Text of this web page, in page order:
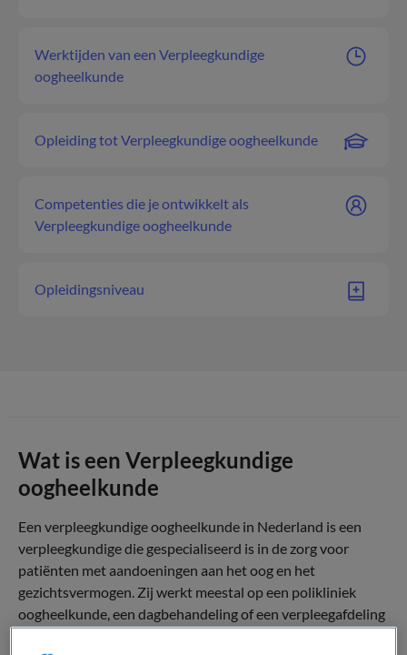
Werktijden van een Verpleegkundige
oogheelkunde
Opleiding tot Verpleegkundige oogheelkunde
Competenties die je ontwikkelt als
Verpleegkundige oogheelkunde
Opleidingsniveau
Wat is een Verpleegkundige
oogheelkunde
Een verpleegkundige oogheelkunde in Nederland is een
verpleegkundige die gespecialiseerd is in de zorg voor
patiënten met aandoeningen aan het oog en het
gezichtsvermogen. Zij werkt meestal op een polikliniek
oogheelkunde, een dagbehandeling of een verpleegafdeling